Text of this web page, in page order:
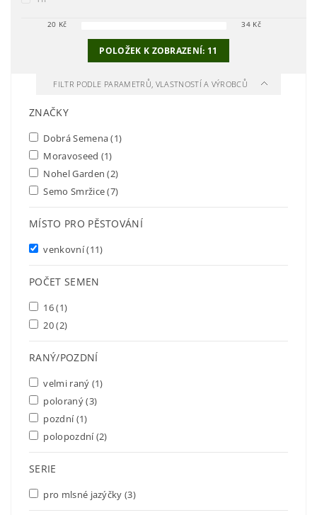
20 Kč 34Kč
POLOŽEK K ZOBRAZENÍ: 11
FILTR PODLE PARAMETRŮ, VLASTNOSTÍ A VÝROBCŮ
ZNAČKY
Dobrá Semena(1)
Moravoseed (1)
Nohel Garden(2)
Semo Smržice(7)
MÍSTO PRO PĚSTOVÁNÍ
venkovní(11)
POČET SEMEN
16(1)
20(2)
RANÝ/POZDNÍ
velmi raný (1)
poloraný(3)
pozdní(1)
polopozdní(2)
SERIE
pro mlsné jazýčky(3)